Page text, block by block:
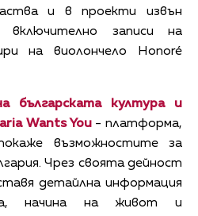
и в проекти извън
включително записи на
на виолончело Honoré
българската култура и
Wants You- платформа,
възможностите за
Чрез своята дейност
детайлна информация
начина на живот и